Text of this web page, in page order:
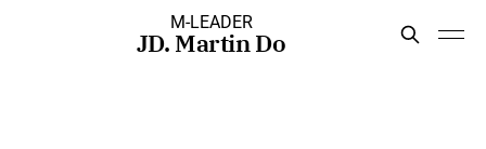
M-LEADER
JD. Martin Do